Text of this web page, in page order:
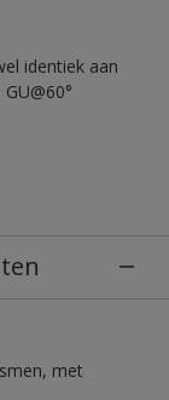
identiek aan
met